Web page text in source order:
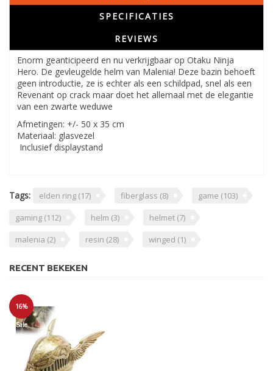
SPECIFICATIES
REVIEWS
Enorm geanticipeerd en nu verkrijgbaar op Otaku Ninja
Hero. De gevleugelde helm van Malenia! Deze bazin behoeft
geen introductie, ze is echter als een schildpad, snel als een
Revenant op crack maar doet het allemaal met de elegantie
van een zwarte weduwe
Afmetingen: +/- 50 x 35 cm
Materiaal: glasvezel
Inclusief displaystand
Tags: elden ring (17) fiberglass (8) game (103)
gaming (112) helm (3) helmet (7)
malenia (2) resin (28) winged (1)
RECENT BEKEKEN
16%
Sale